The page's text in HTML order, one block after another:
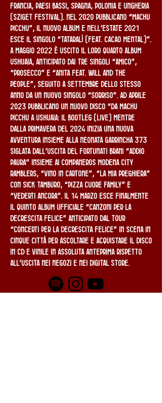
Francia, Paesi Bassi, Spagna, Polonia e Ungheria
(Sziget Festival). Nel 2020 pubblicano “Machu
Picchu”, il nuovo album e nell’estate 2021
esce il singolo “Tataralì (feat. Cacao Mental)”.
A maggio 2022 è uscito il loro quarto album
USHUAIA, anticipato dai tre singoli “Amico”,
“Prosecco” e “ANITA feat. Will And The
People”, seguito a settembre dello stesso
anno da un nuovo singolo “Sorriso”. Ad aprile
2023 pubblicano un nuovo disco “DA MACHU
PICCHU A USHUAIA: IL BOOTLEG (LIVE) mentre
dalla primavera del 2024 inizia una nuova
avventura insieme alla neonata Garrincha 373
siglata dall’uscita del fortunati brani “Addio
Paura” insieme ai companeros Modena CIty
Ramblers, “Vino in cartone”, “La mia preghiera”
con Sick Tamburo, “Pizza Cuore Family” e
“Vederti ancora”. Il 14 marzo esce finalmente
il quinto album ufficiale “Canzoni per la
decrescita felice” anticipato dal tour
“Concerti per la decrescita felice” in scena in
cinque città per ascoltare e acquistare il disco
in cd e vinile in assoluta anteprima rispetto
all’uscita nei negozi e nei digital store.